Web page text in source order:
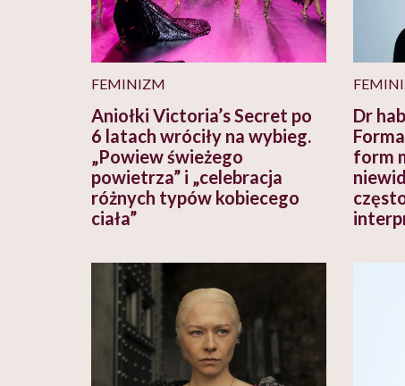
FEMINIZM
Aniołki Victoria’s Secret po
6 latach wróciły na wybieg.
„Powiew świeżego
powietrza” i „celebracja
różnych typów kobiecego
ciała”
Dr
form